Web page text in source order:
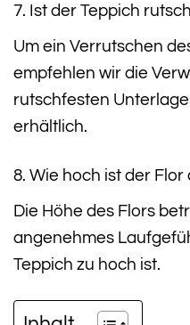
7. Ist der Teppich
Um ein Verrutschen
empfehlen wir die
rutschfesten
erhältlich.
8. Wie hoch ist der Flor
Die Höhe des Flors
angenehmes
Teppich zu hoch ist.